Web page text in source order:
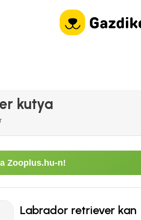
kutya
Zooplus.hu-n!
Labrador retriever kan